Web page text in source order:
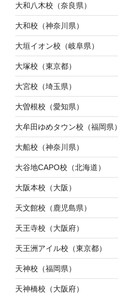
大和八木校（奈良県）
大和校（神奈川県）
大垣イオン校（岐阜県）
大塚校（東京都）
大宮校（埼玉県）
大曽根校（愛知県）
大牟田ゆめタウン校（福岡県）
大船校（神奈川県）
大谷地CAPO校（北海道）
大阪本校（大阪）
天文館校（鹿児島県）
天王寺校（大阪府）
天王洲アイル校（東京都）
天神校（福岡県）
天神橋校（大阪府）